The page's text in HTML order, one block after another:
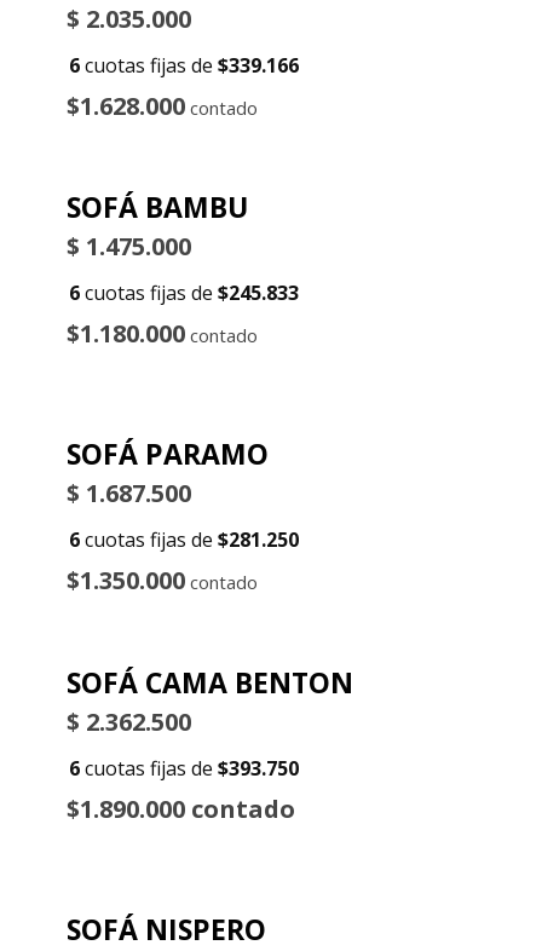
$ 2.035.000
6cuotas fijas de $339.166
$1.628.000 contado
SOFÁ BAMBU
$ 1.475.000
6cuotas fijas de $245.833
$1.180.000 contado
SOFÁ PARAMO
$ 1.687.500
6cuotas fijas de $281.250
$1.350.000 contado
SOFÁ CAMA BENTON
$ 2.362.500
6cuotas fijas de $393.750
$1.890.000 contado
SOFÁ NISPERO